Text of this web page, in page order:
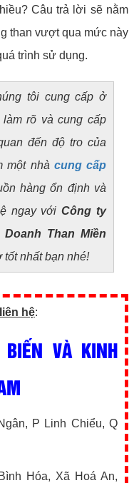
Câu trả lời sẽ nằm
than vượt qua mức này
trình sử dụng.
tôi cung cấp ở
rõ và cung cấp
đến độ tro của
một nhà cung cấp
hàng ổn định và
ngay vớiCông ty
Than Miền
nhất bạn nhé!
hệ:
BIẾN VÀ KINH
P Linh Chiểu, Q
Hóa, Xã Hoá An,